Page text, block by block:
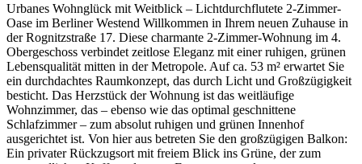
Urbanes Wohnglück mit Weitblick – Lichtdurchflutete 2-Zimmer-
Oase im Berliner Westend Willkommen in Ihrem neuen Zuhause in
der Rognitzstraße 17. Diese charmante 2-Zimmer-Wohnung im 4.
Obergeschoss verbindet zeitlose Eleganz mit einer ruhigen, grünen
Lebensqualität mitten in der Metropole. Auf ca. 53 m² erwartet Sie
ein durchdachtes Raumkonzept, das durch Licht und Großzügigkeit
besticht. Das Herzstück der Wohnung ist das weitläufige
Wohnzimmer, das – ebenso wie das optimal geschnittene
Schlafzimmer – zum absolut ruhigen und grünen Innenhof
ausgerichtet ist. Von hier aus betreten Sie den großzügigen Balkon:
Ein privater Rückzugsort mit freiem Blick ins Grüne, der zum